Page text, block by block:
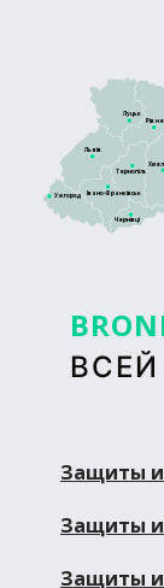
Луцьк
Тернопіль
Рівне
Львів
Ужгород
Чернівці
Івано-Франківськ
Защиты
Защиты и
Защиты и